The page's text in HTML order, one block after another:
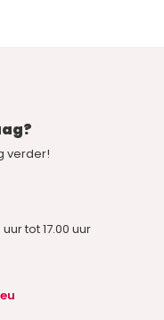
verder!
tot 17.00 uur